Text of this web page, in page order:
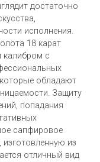
достаточно
исполнения.
18 карат
калибром с
обладают
Защиту
попадания
сапфировое
из
отличный вид